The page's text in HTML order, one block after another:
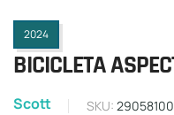
2024
BICICLETA
Scott SKU: